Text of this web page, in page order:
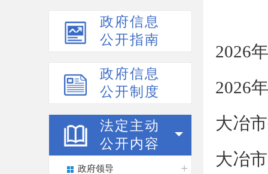
政府信息
公开指南
政府信息
公开制度
法定主动
公开内容
政府领导
2026
2026
大冶
大冶